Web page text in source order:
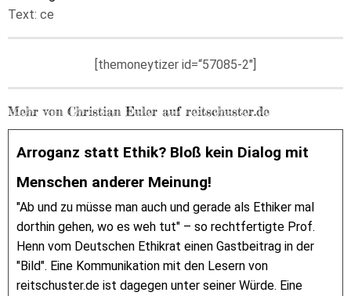
Text: ce
[themoneytizer id=“57085-2″]
Mehr von Christian Euler auf reitschuster.de
Arroganz statt Ethik? Bloß kein Dialog mit
Menschen anderer Meinung!
"Ab und zu müsse man auch und gerade als Ethiker mal
dorthin gehen, wo es weh tut" – so rechtfertigte Prof.
Henn vom Deutschen Ethikrat einen Gastbeitrag in der
"Bild". Eine Kommunikation mit den Lesern von
reitschuster.de ist dagegen unter seiner Würde. Eine